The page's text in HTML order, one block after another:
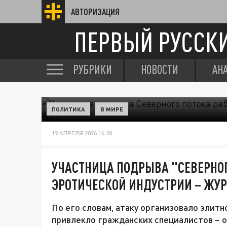
АВТОРИЗАЦИЯ
ПЕРВЫЙ
РУБРИКИ НОВОСТИ
ПОЛИТИКА В МИРЕ
19 АПРЕЛЯ 2026 16:20
УЧАСТНИЦА ПОДРЫВА
ЭРОТИЧЕСКОЙ ИНДУСТРИИ –
По его словам, атаку организовало
привлекло гражданских специалистов –